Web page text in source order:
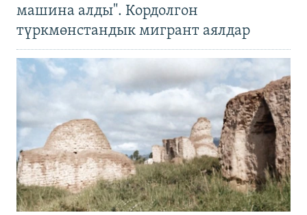
машина алды". Кордолгон
түркмөнстандык мигрант аялдар